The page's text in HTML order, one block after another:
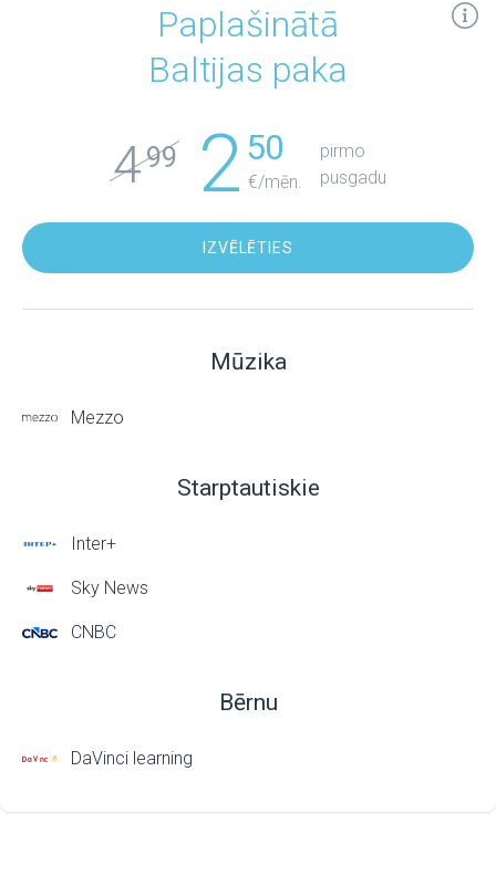
Paplašinātā
Baltijas paka
499 2 50
€/mēn.
pirmo
pusgadu
IZVĒLĒTIES
Mūzika
Mezzo
Starptautiskie
Inter+
Sky News
CNBC
Bērnu
DaVinci learning